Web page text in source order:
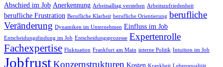
Abschied im Job Anerkennung Arbeitsalltag verstehen Arbeitszufriedenheit
berufliche Frustration Berufliche Klarheit berufliche Orientierung berufliche
Veränderung Dynamiken im Unternehmen Einfluss im Job
Entscheidungsfindung im Job Entscheidungsprozesse Expertenrolle
Fachexpertise Fluktuation Frankfurt am Main interne Politik Intuition im Job
JobfrustKonzernstrukturen Kosten Krankheit Lebensqualität